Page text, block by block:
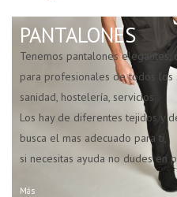
PANTALONES
Tenemos pantalones elegantes,
para profesionales de todos los
sanidad, hostelería, servicios.
Los hay de diferentes tejidos y
busca el mas adecuado para ti,
si necesitas ayuda no dudes en
Más